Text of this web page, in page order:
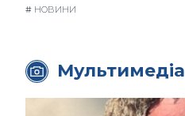
# НОВИНИ
Мультимедіа